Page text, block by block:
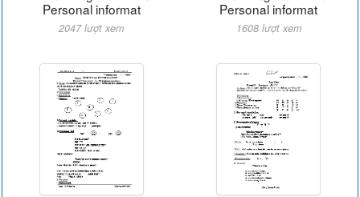
Personal informat
2047 lượt xem
Personal informat
1608 lượt xem